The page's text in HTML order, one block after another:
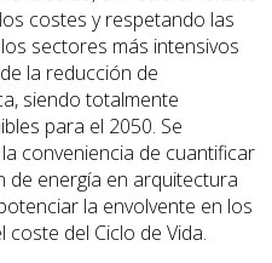
costes y respetando las
sectores más intensivos
la reducción de
siendo totalmente
para el 2050. Se
conveniencia de cuantificar
de energía en arquitectura
la envolvente en los
del Ciclo de Vida.